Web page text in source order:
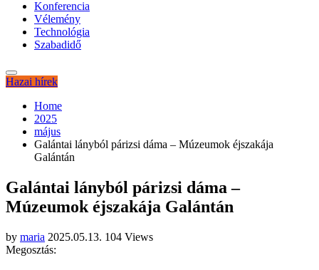
Konferencia
Vélemény
Technológia
Szabadidő
Hazai hírek
Home
2025
május
Galántai lányból párizsi dáma – Múzeumok éjszakája
Galántán
Galántai lányból párizsi dáma –
Múzeumok éjszakája Galántán
by maria 2025.05.13. 104 Views
Megosztás: